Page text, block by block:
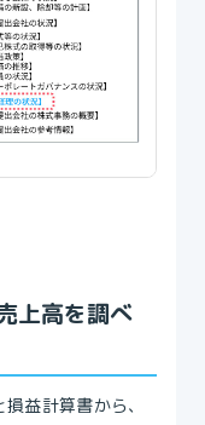
上高を調べ
益計算書から、